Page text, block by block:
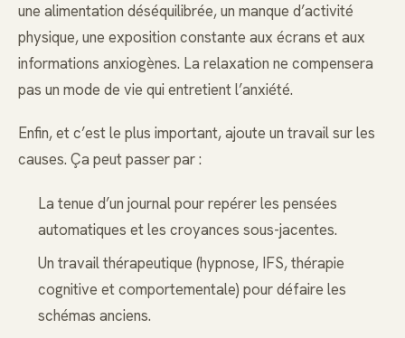
une alimentation déséquilibrée, un manque d’activité
physique, une exposition constante aux écrans et aux
informations anxiogènes. La relaxation ne compensera
pas un mode de vie qui entretient l’anxiété.
Enfin, et c’est le plus important, ajoute un travail sur les
causes. Ça peut passer par :
La tenue d’un journal pour repérer les pensées
automatiques et les croyances sous-jacentes.
Un travail thérapeutique (hypnose, IFS, thérapie
cognitive et comportementale) pour défaire les
schémas anciens.